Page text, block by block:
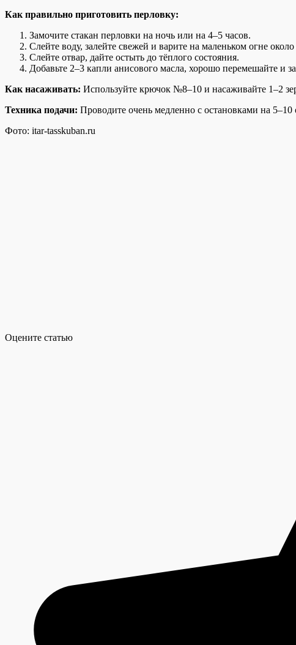
Как правильно приготовить перловку:
Замочите стакан перловки на ночь или на 4–5 часов.
Слейте воду, залейте свежей и варите на маленьком огне
Слейте отвар, дайте остыть до тёплого состояния.
Добавьте 2–3 капли анисового масла, хорошо перемешайте и
Как насаживать: Используйте крючок №8–10 и насаживайте 1–2
Техника подачи: Проводите очень медленно с остановками на
Фото: itar-tasskuban.ru
Оцените статью